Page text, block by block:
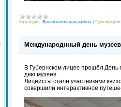
Категория: Воспитательная работа Просмотров:
Международнный день музеев
В Губернском лицее прошёл
дню музеев.
Лицеисты стали участниками
совершили интерактивное